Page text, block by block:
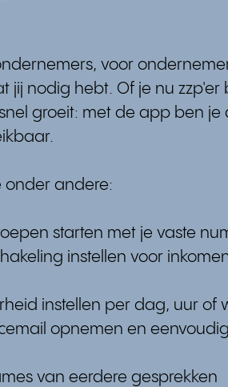
voor
jij nodig hebt. Of je nu zzp'er
groeit: met de app ben je
onder andere:
starten met je vaste
instellen voor
instellen per dag, uur of
opnemen en eenvoudig
van eerdere gesprekken